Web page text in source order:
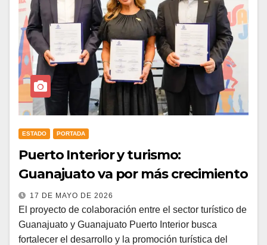
ESTADO PORTADA
Puerto Interior y turismo:
Guanajuato va por más crecimiento
17 DE MAYO DE 2026
El proyecto de colaboración entre el sector turístico de
Guanajuato y Guanajuato Puerto Interior busca
fortalecer el desarrollo y la promoción turística del